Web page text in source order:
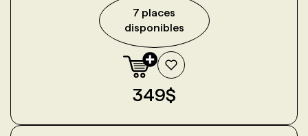
7 places
disponibles
349$